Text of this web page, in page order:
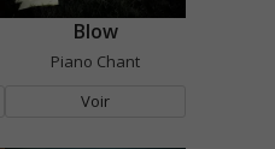
Blow
Piano Chant
Voir